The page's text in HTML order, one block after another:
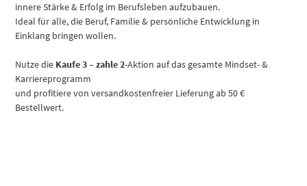
innere Stärke & Erfolg im Berufsleben aufzubauen.
Ideal für alle, die Beruf, Familie & persönliche Entwicklung in
Einklang bringen wollen.
Nutze die Kaufe 3 – zahle 2-Aktion auf das gesamte Mindset- &
Karriereprogramm
und profitiere von versandkostenfreier Lieferung ab 50 €
Bestellwert.